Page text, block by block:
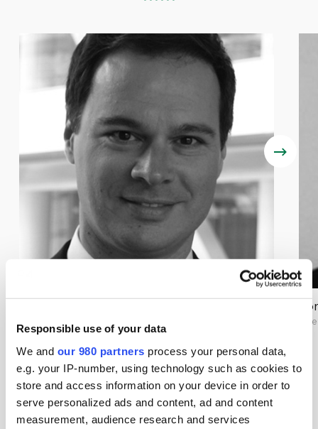
Responsible use of your data
We and our 980 partners process your personal data,
e.g. your IP-number, using technology such as cookies to
store and access information on your device in order to
serve personalized ads and content, ad and content
measurement, audience research and services
Singapore
View all speakers
지금 예약하기